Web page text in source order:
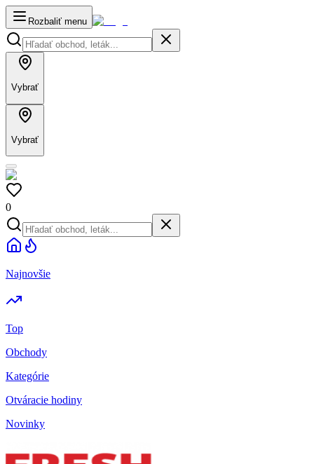
Rozbaliť menu
Vybrať
Vybrať
0
Najnovšie
Top
Obchody
Kategórie
Otváracie hodiny
Novinky